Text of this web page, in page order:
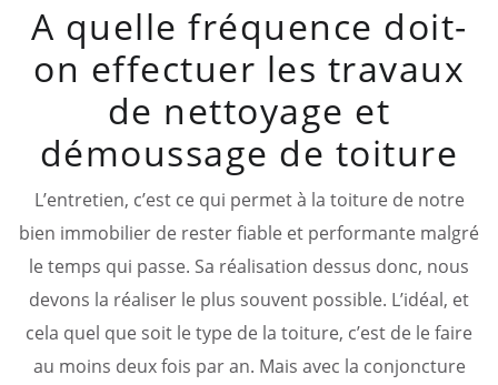
A quelle fréquence doit-
on effectuer les travaux
de nettoyage et
démoussage de toiture
L’entretien, c’est ce qui permet à la toiture de notre
bien immobilier de rester fiable et performante malgré
le temps qui passe. Sa réalisation dessus donc, nous
devons la réaliser le plus souvent possible. L’idéal, et
cela quel que soit le type de la toiture, c’est de le faire
au moins deux fois par an. Mais avec la conjoncture